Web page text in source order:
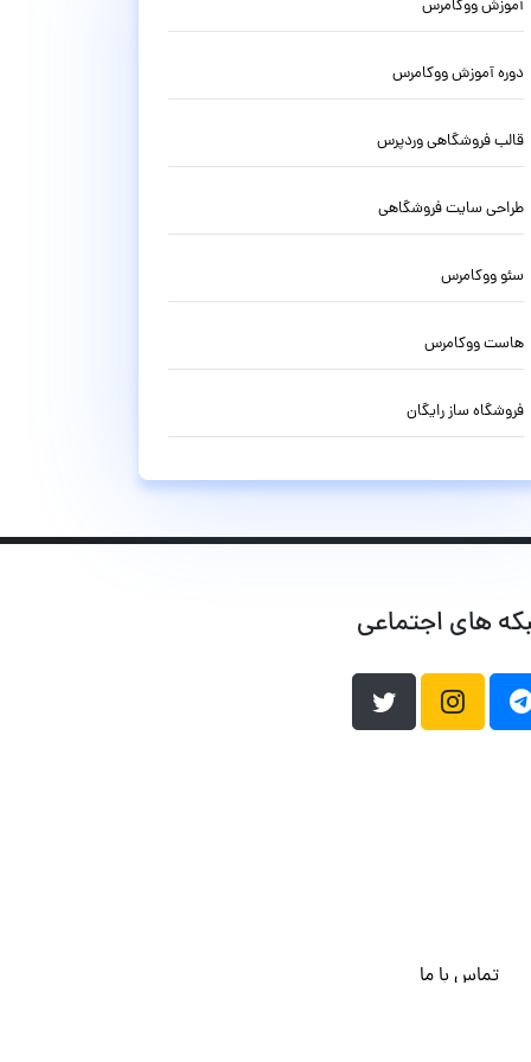
آموزش ووکامرس
دوره آموزش ووکامرس
قالب فروشگاهی وردپرس
طراحی سایت فروشگاهی
سئو ووکامرس
هاست ووکامرس
فروشگاه ساز رایگان
های اجتماعی
تماس با ما